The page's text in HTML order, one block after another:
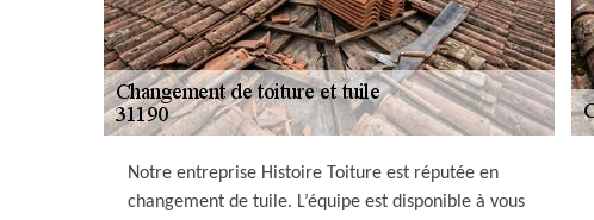
Notre entreprise Histoire Toiture est réputée en
changement de tuile. L’équipe est disponible à vous